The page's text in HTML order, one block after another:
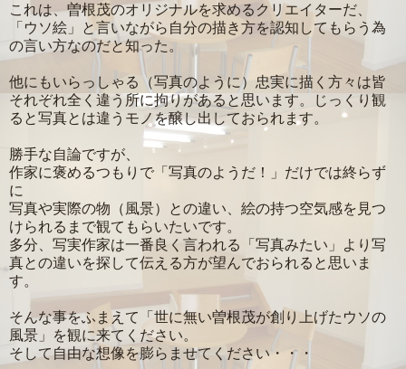
これは、曽根茂のオリジナルを求めるクリエイターだ、
「ウソ絵」と言いながら自分の描き方を認知してもらう為
の言い方なのだと知った。
他にもいらっしゃる（写真のように）忠実に描く方々は皆
それぞれ全く違う所に拘りがあると思います。じっくり観
ると写真とは違うモノを醸し出しておられます。
勝手な自論ですが、
作家に褒めるつもりで「写真のようだ！」だけでは終らず
に
写真や実際の物（風景）との違い、絵の持つ空気感を見つ
けられるまで観てもらいたいです。
多分、写実作家は一番良く言われる「写真みたい」より写
真との違いを探して伝える方が望んでおられると思いま
す。
そんな事をふまえて「世に無い曽根茂が創り上げたウソの
風景」を観に来てください。
そして自由な想像を膨らませてください・・・